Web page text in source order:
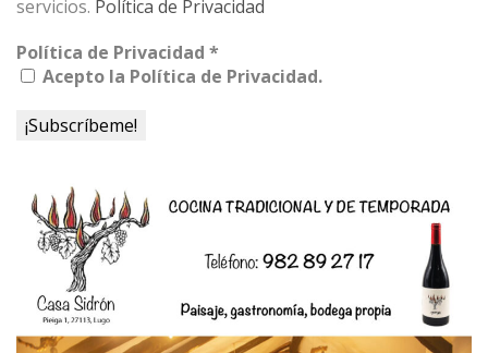
servicios. Política de Privacidad
Política de Privacidad *
Acepto la Política de Privacidad.